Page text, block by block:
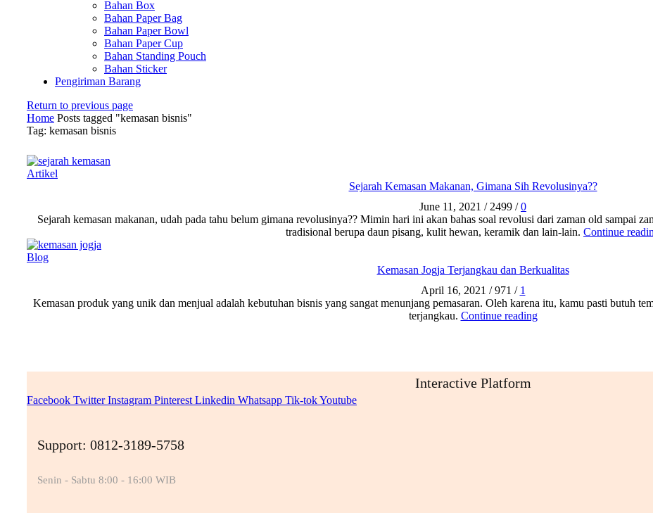
Bahan Box
Bahan Paper Bag
Bahan Paper Bowl
Bahan Paper Cup
Bahan Standing Pouch
Bahan Sticker
Pengiriman Barang
Return to previous page
Home Posts tagged "kemasan bisnis"
Tag: kemasan bisnis
Artikel
Sejarah Kemasan Makanan, Gimana Sih Revolusinya??
June 11, 2021 / 2499 / 0
Sejarah kemasan makanan, udah pada tahu belum gimana revolusinya?? Mimin hari ini akan bahas soal revolusi dari zaman old sampai
tradisional berupa daun pisang, kulit hewan, keramik dan lain-lain. Continue
Blog
Kemasan Jogja Terjangkau dan Berkualitas
April 16, 2021 / 971 / 1
Kemasan produk yang unik dan menjual adalah kebutuhan bisnis yang sangat menunjang pemasaran. Oleh karena itu, kamu pasti butuh
terjangkau. Continue reading
Interactive Platform
Facebook Twitter Instagram Pinterest Linkedin Whatsapp Tik-tokYoutube
Support: 0812-3189-5758
Senin - Sabtu 8:00 - 16:00 WIB